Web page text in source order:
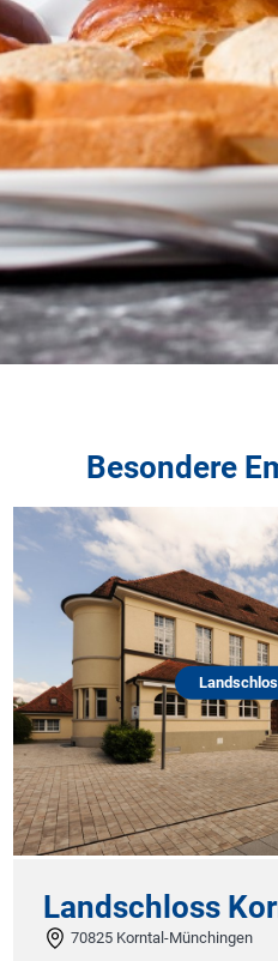
Besondere
Landschloss
70825 Korntal-Münchingen